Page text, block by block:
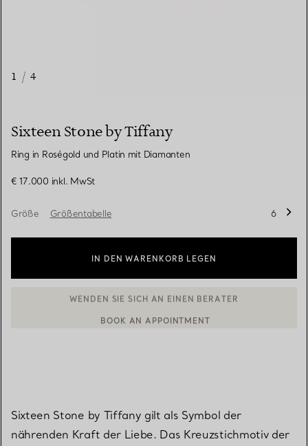
1 / 4
Sixteen Stone by Tiffany
Ring in Roségold und Platin mit Diamanten
€ 17.000 inkl. MwSt
Größe Größentabelle 6
IN DEN WARENKORB LEGEN
Sixteen Stone by Tiffany gilt als Symbol der
nährenden Kraft der Liebe. Das Kreuzstichmotiv der